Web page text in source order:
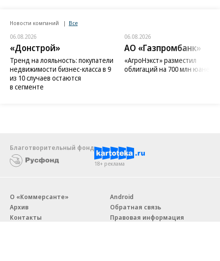
Новости компаний Все
06.08.2026
«Донстрой»
Тренд на лояльность: покупатели
недвижимости бизнес-класса в 9
из 10 случаев остаются
в сегменте
06.08.2026
АО «Газпромбанк»
«АгроНэкст» разместил
облигаций на 700 млн юаней
Благотворительный фонд
18+ реклама
О «Коммерсанте»
Архив
Контакты
Android
Обратная связь
Правовая информация